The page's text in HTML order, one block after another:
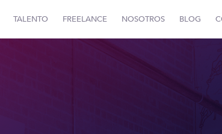
TALENTO FREELANCE NOSOTROS BLOG